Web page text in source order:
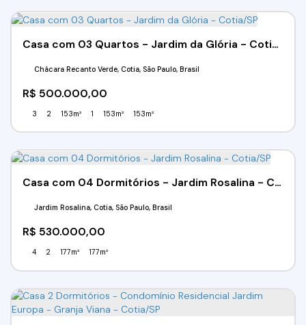
Casa com 03 Quartos - Jardim da Glória - Cotia/SP
R$ 500.000,00
Chácara Recanto Verde, Cotia, São Paulo, Brasil
3 2 153m² 1 153m² 153m²
Casa com 04 Dormitórios - Jardim Rosalina - Cotia/SP
R$ 530.000,00
Jardim Rosalina, Cotia, São Paulo, Brasil
4 2 177m² 177m²